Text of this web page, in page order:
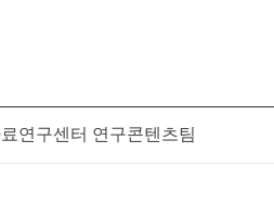
연구센터 연구콘텐츠팀